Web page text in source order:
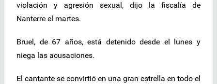
violación y agresión sexual, dijo la fiscalía de
Nanterre el martes.
Bruel, de 67 años, está detenido desde el lunes y
niega las acusaciones.
El cantante se convirtió en una gran estrella en todo el